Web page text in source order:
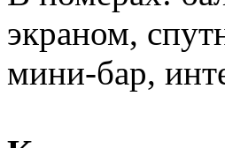
экраном,
мини-бар,